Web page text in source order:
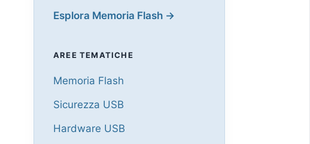
Esplora Memoria Flash →
AREE TEMATICHE
Memoria Flash
Sicurezza USB
Hardware USB